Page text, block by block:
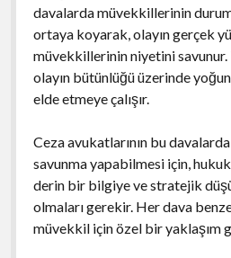
davalarda müvekkillerinin
ortaya koyarak, olayın gerçek
müvekkillerinin niyetini savunur.
olayın bütünlüğü üzerinde
elde etmeye çalışır.
Ceza avukatlarının bu
savunma yapabilmesi için,
derin bir bilgiye ve stratejik
olmaları gerekir. Her dava
müvekkil için özel bir yaklaşım